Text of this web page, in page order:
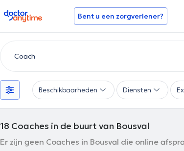
doctoranytime Bent u een zorgverlener?
Beschikbaarheden Diensten
18 Coaches in de buurt van Bousval
Er zijn geen Coaches in Bousval die online